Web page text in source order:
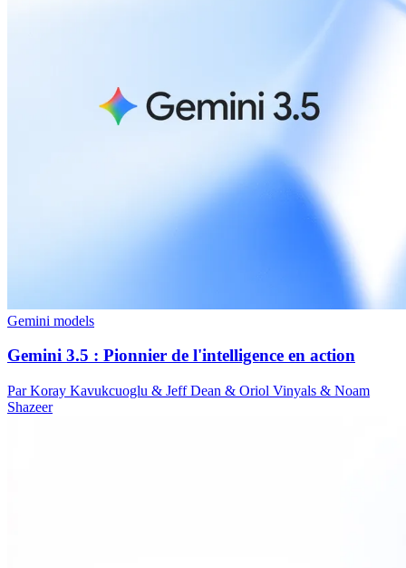
Gemini models
Gemini 3.5 : Pionnier de l'intelligence en action
Par Koray Kavukcuoglu & Jeff Dean & Oriol Vinyals & Noam
Shazeer